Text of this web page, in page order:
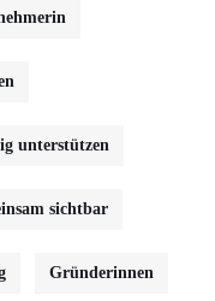
unterstützen
sichtbar
Gründerinnen